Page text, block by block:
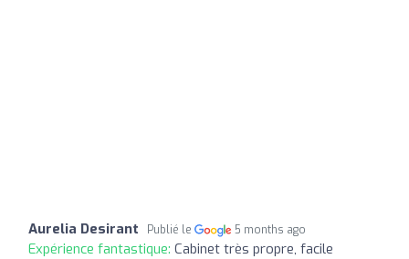
Aurelia Desirant Publié le 5 months ago
Expérience fantastique: Cabinet très propre, facile